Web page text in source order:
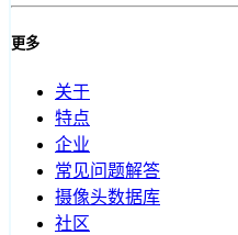
更多
关于
特点
企业
常见问题解答
摄像头数据库
社区